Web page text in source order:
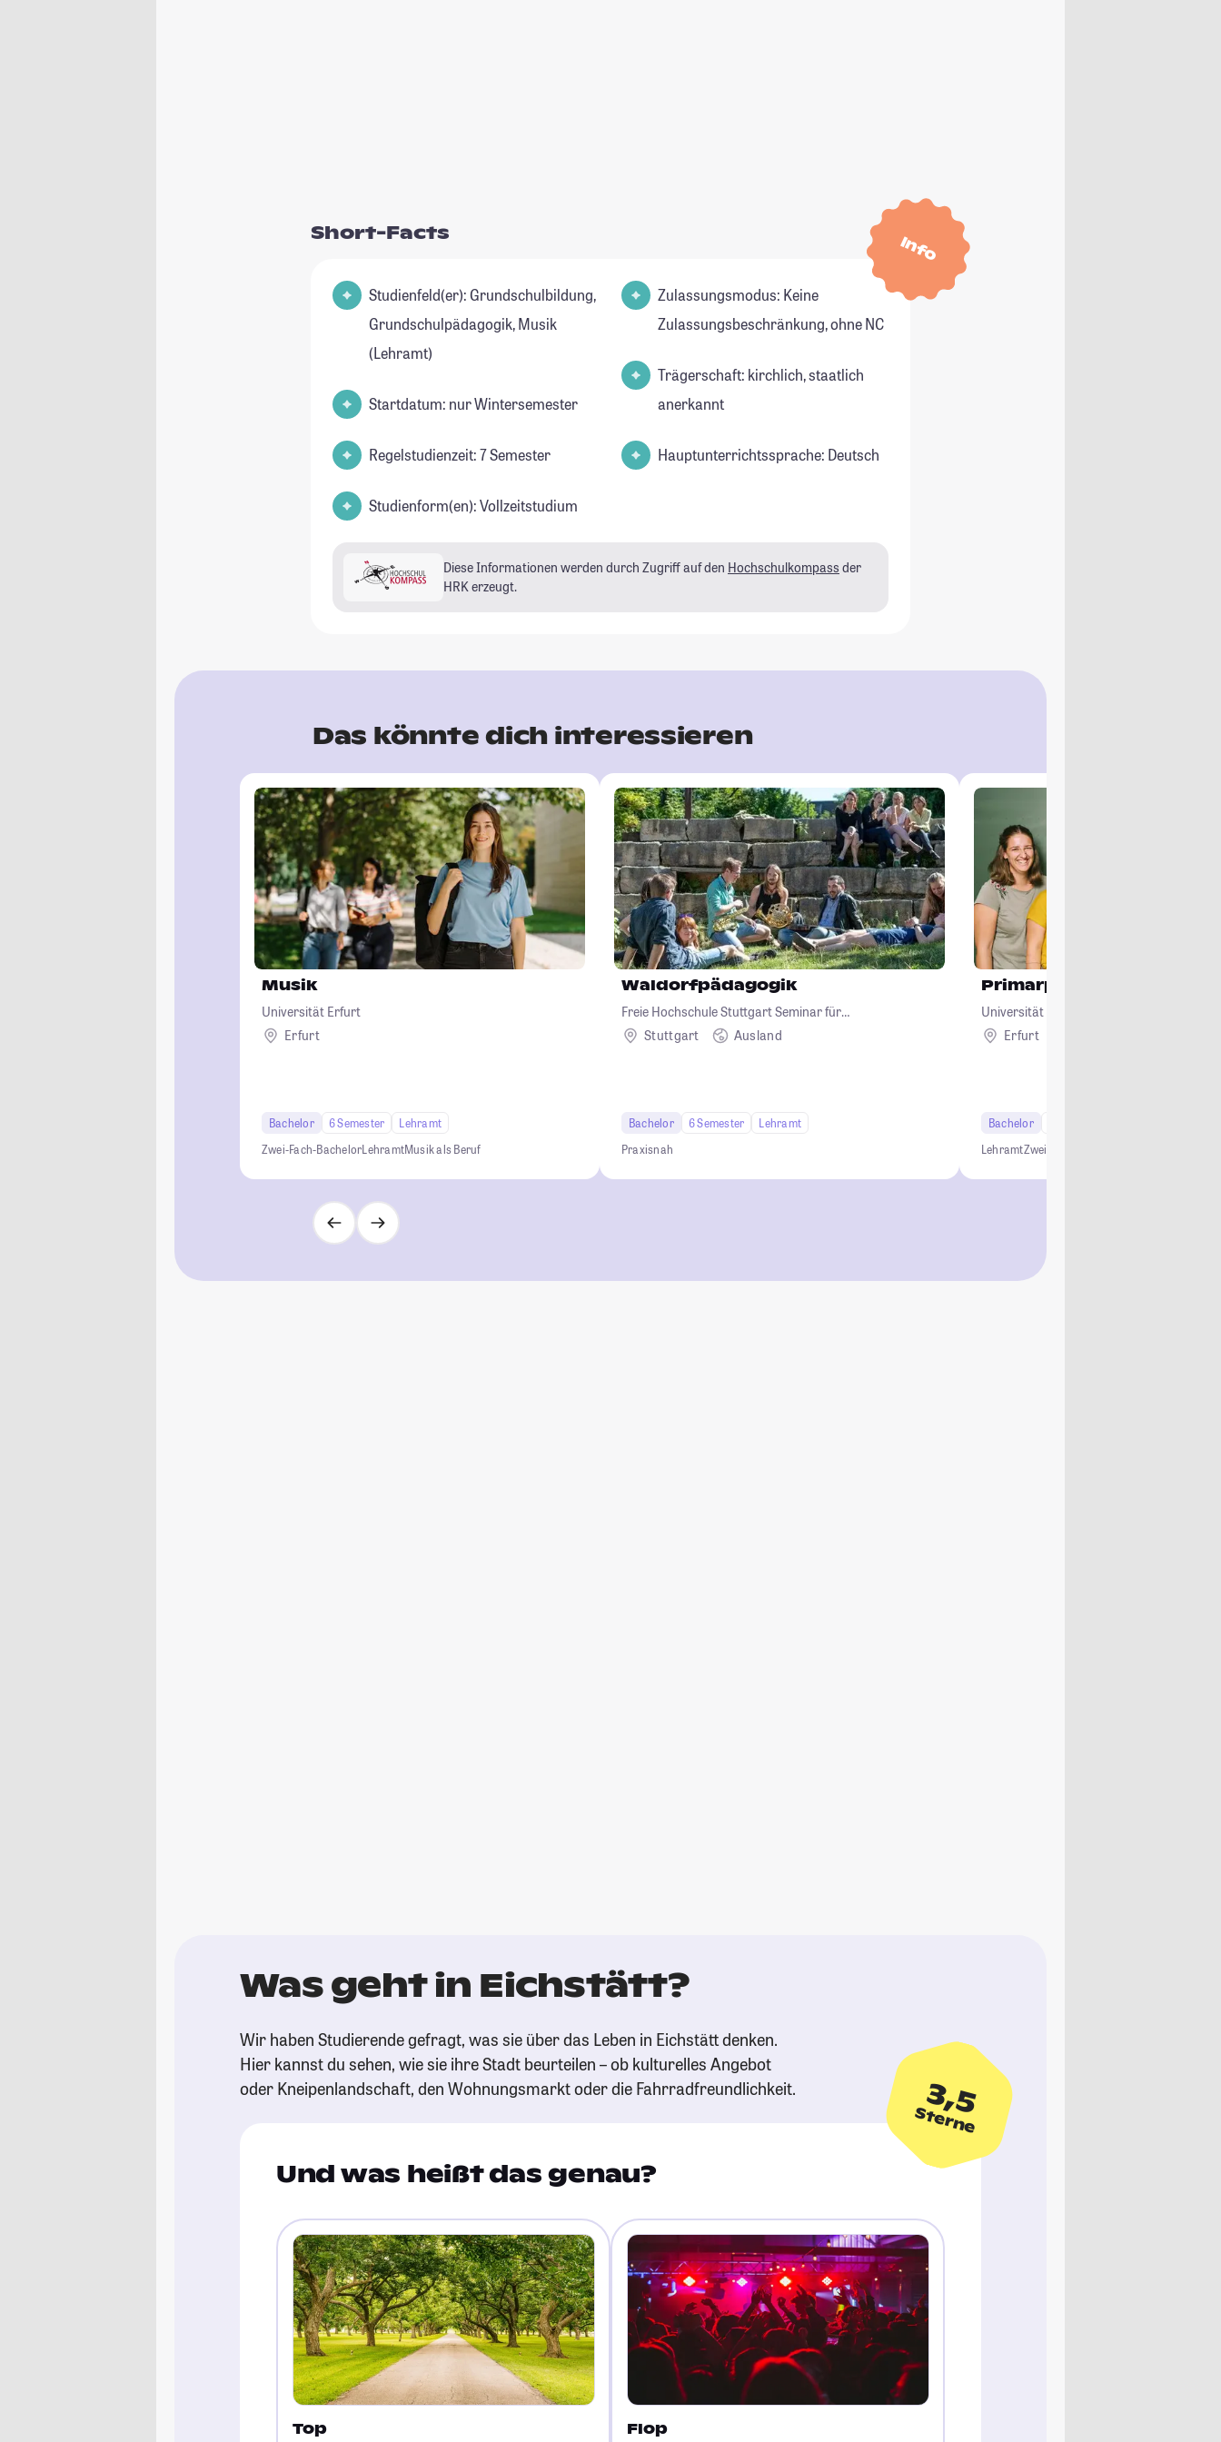
Info
Short-Facts
Studienfeld(er): Grundschulbildung,
Grundschulpädagogik, Musik
(Lehramt)
Startdatum: nur Wintersemester
Regelstudienzeit: 7 Semester
Studienform(en): Vollzeitstudium
Zulassungsmodus: Keine
Zulassungsbeschränkung, ohne NC
Trägerschaft: kirchlich, staatlich
anerkannt
Hauptunterrichtssprache: Deutsch
Diese Informationen werden durch Zugriff auf den Hochschulkompass der
HRK erzeugt.
Das könnte dich interessieren
Musik
Universität Erfurt
Erfurt
Bachelor 6 Semester
Lehramt
Zwei-Fach-BachelorLehramtMusik als Beruf
Waldorfpädagogik
Freie Hochschule Stuttgart Seminar für
Waldorfpädagogik
Stuttgart Ausland
Bachelor 6 Semester
Lehramt
Praxisnah
Primarpädagogik
Universität Erfurt
Erfurt
Bachelor
LehramtZwei-Fach-Bachelor
Was geht in Eichstätt?
Wir haben Studierende gefragt, was sie über das Leben in Eichstätt denken.
Hier kannst du sehen, wie sie ihre Stadt beurteilen – ob kulturelles Angebot
oder Kneipenlandschaft, den Wohnungsmarkt oder die Fahrradfreundlichkeit.
3,5
Sterne
Und was heißt das genau?
Top Flop